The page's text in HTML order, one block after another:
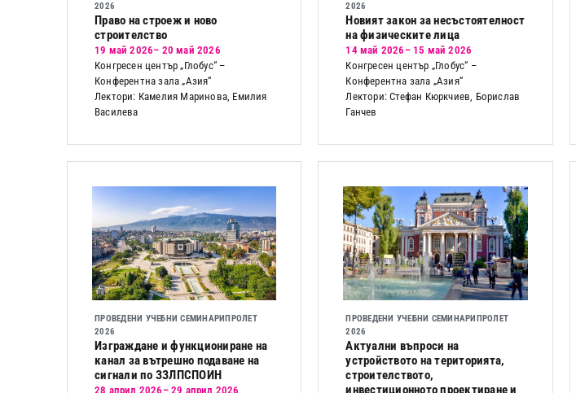
2026
Право на строеж и ново
строителство
19 май 2026– 20 май 2026
Конгресен център „Глобус“ –
Конферентна зала „Азия“
Лектори: Камелия Маринова, Емилия
Василева
2026
Новият закон за несъстоятелност
на физическите лица
14 май 2026 – 15 май 2026
Конгресен център „Глобус“ –
Конферентна зала „Азия“
Лектори: Стефан Кюркчиев, Борислав
Ганчев
ПРОВЕДЕНИ УЧЕБНИ СЕМИНАРИ ПРОЛЕТ
2026
Изграждане и функциониране на
канал за вътрешно подаване на
сигнали по ЗЗЛПСПОИН
28 април 2026 – 29 април 2026
ПРОВЕДЕНИ УЧЕБНИ СЕМИНАРИ ПРОЛЕТ
2026
Актуални въпроси на
устройството на територията,
строителството,
инвестиционното проектиране и